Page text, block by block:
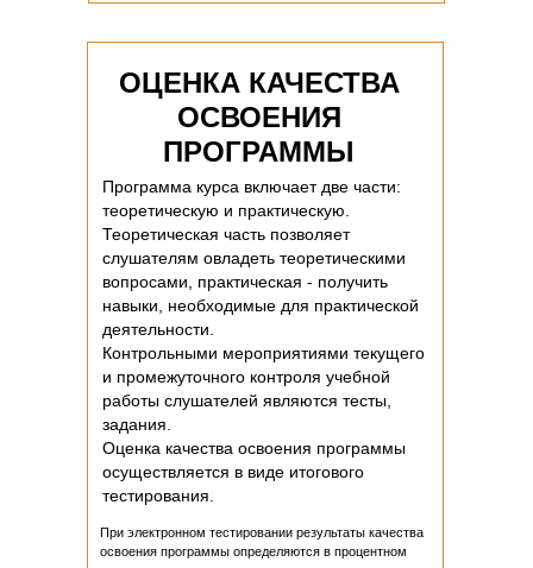
Программа курса включает две части:
теоретическую и практическую.
Теоретическая часть позволяет
слушателям овладеть теоретическими
вопросами, практическая - получить
навыки, необходимые для практической
деятельности.
Контрольными мероприятиями текущего
и промежуточного контроля учебной
работы слушателей являются тесты,
задания.
Оценка качества освоения программы
осуществляется в виде итогового
тестирования.
При электронном тестировании результаты качества
освоения программы определяются в процентном
ОЦЕНКА КАЧЕСТВА
ОСВОЕНИЯ
ПРОГРАММЫ